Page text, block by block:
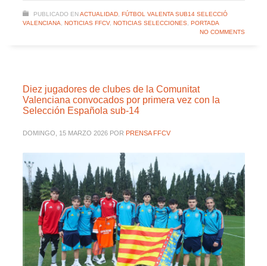
PUBLICADO EN ACTUALIDAD, FÚTBOL VALENTA SUB14 SELECCIÓ
VALENCIANA, NOTICIAS FFCV, NOTICIAS SELECCIONES, PORTADA
NO COMMENTS
Diez jugadores de clubes de la Comunitat
Valenciana convocados por primera vez con la
Selección Española sub-14
DOMINGO, 15 MARZO 2026 POR PRENSA FFCV